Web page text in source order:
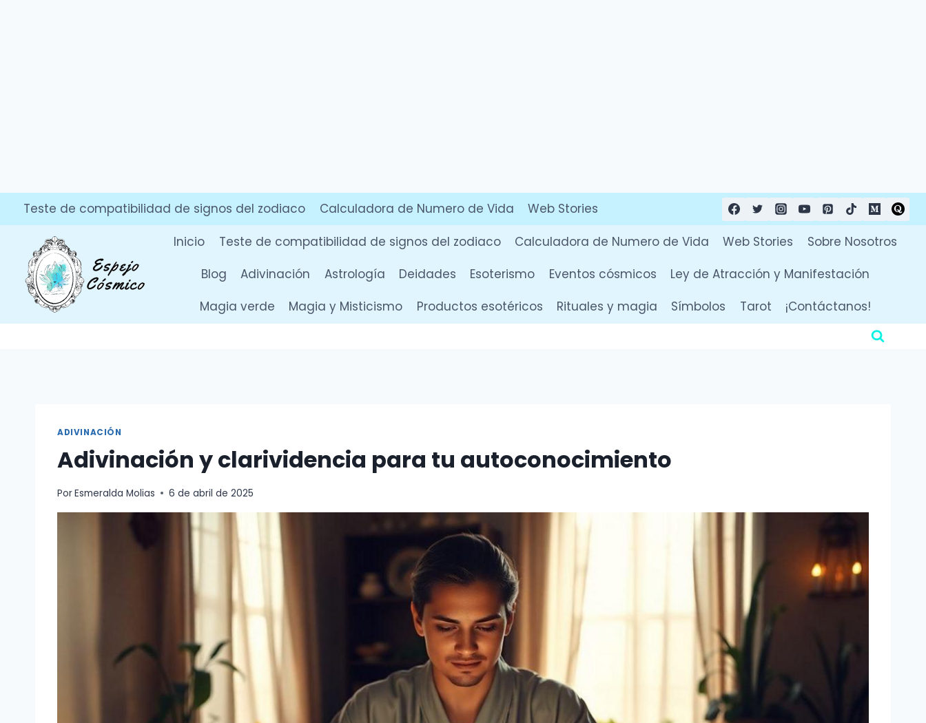
Saltar
contenido
Teste de compatibilidad de signos del zodiaco Calculadora de Numero de Vida
Web Stories
Inicio
Teste de compatibilidad de signos del zodiaco Calculadora de Numero de Vida Web Stories
Sobre Nosotros
Blog
Adivinación Astrología Deidades Esoterismo Eventos cósmicos
Ley de Atracción y Manifestación
Magia verde
Magia y Misticismo Productos esotéricos Rituales y magia Símbolos Tarot ¡Contáctanos!
ADIVINACIÓN
Adivinación y clarividencia para tu autoconocimiento
PorEsmeralda Molias 6 de abril de 2025